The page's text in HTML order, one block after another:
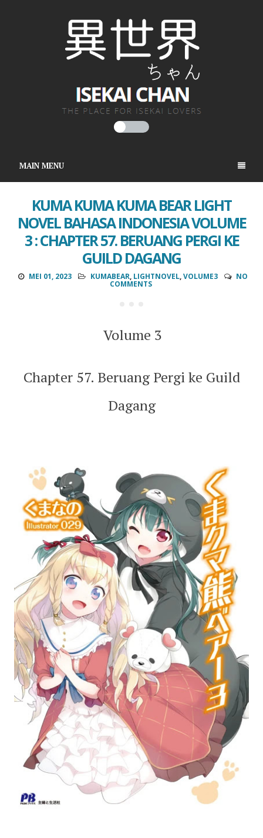
MAIN MENU
KUMA KUMA KUMA BEAR LIGHT
NOVEL BAHASA INDONESIA VOLUME
3 : CHAPTER 57. BERUANG PERGI KE
GUILD DAGANG
MEI 01, 2023 KUMABEAR, LIGHTNOVEL,VOLUME3 NO
COMMENTS
Volume 3
Chapter 57. Beruang Pergi ke Guild
Dagang